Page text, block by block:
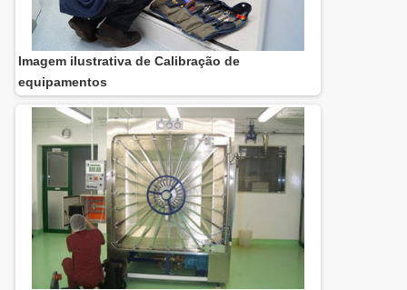
Imagem ilustrativa de Calibração de
equipamentos